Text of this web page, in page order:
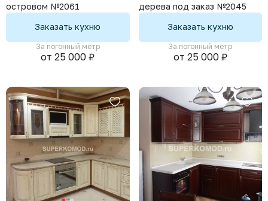
островом №2061
Заказать кухню
За погонный метр
от 25 000 ₽
дерева под заказ №2045
Заказать кухню
За погонный метр
от 25 000 ₽